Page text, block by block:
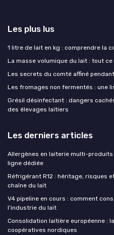
Les plus lus
1 litre de lait en kg : comprendre la
La masse volumique du lait : tout
Les secrets du comté affiné
Les fromages non fermentés : une
Grésil désinfectant : dangers
des élevages laitiers
Les derniers articles
Allergènes en laiterie multi-
ligne dédiée
Réfrigérant R12 : héritage, risques
chaîne du lait
V4 pipeline en cours : comment
l’industrie du lait
Consolidation laitière européenne :
coopératives nordiques